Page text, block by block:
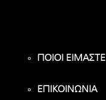
ΠΟΙΟΙ ΕΙΜΑΣΤΕ
ΕΠΙΚΟΙΝΩΝΙΑ